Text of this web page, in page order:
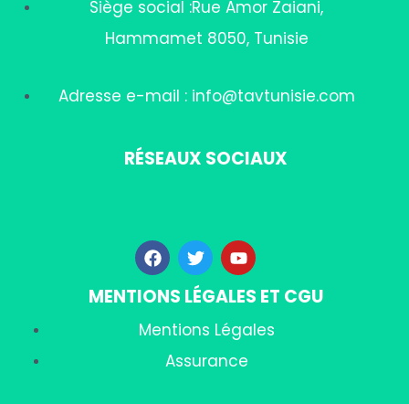
Siège social :Rue Amor Zaiani,
Hammamet 8050, Tunisie
Adresse e-mail : info@tavtunisie.com
RÉSEAUX SOCIAUX
MENTIONS LÉGALES ET CGU
Mentions Légales
Assurance